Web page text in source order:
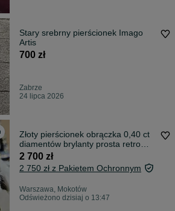
Stary srebrny pierścionek Imago
Artis
700 zł
Zabrze
24 lipca 2026
Złoty pierścionek obrączka 0,40 ct
diamentów brylanty prosta retro
biżuteria klasyczna r10
2 700 zł
2 750 zł z Pakietem Ochronnym
Warszawa, Mokotów
Odświeżono dzisiaj o 13:47